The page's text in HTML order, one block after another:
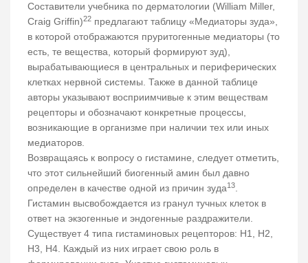
Составители учебника по дерматологии (William Miller,
Craig Griffin)22 предлагают таблицу «Медиаторы зуда»,
в которой отображаются пруритогенные медиаторы (то
есть, те вещества, который формируют зуд),
вырабатывающиеся в центральных и периферических
клетках нервной системы. Также в данной таблице
авторы указывают восприимчивые к этим веществам
рецепторы и обозначают конкретные процессы,
возникающие в организме при наличии тех или иных
медиаторов.
Возвращаясь к вопросу о гистамине, следует отметить,
что этот сильнейший биогенный амин был давно
определен в качестве одной из причин зуда13.
Гистамин высвобождается из гранул тучных клеток в
ответ на экзогенные и эндогенные раздражители.
Существует 4 типа гистаминовых рецепторов: H1, H2,
H3, H4. Каждый из них играет свою роль в